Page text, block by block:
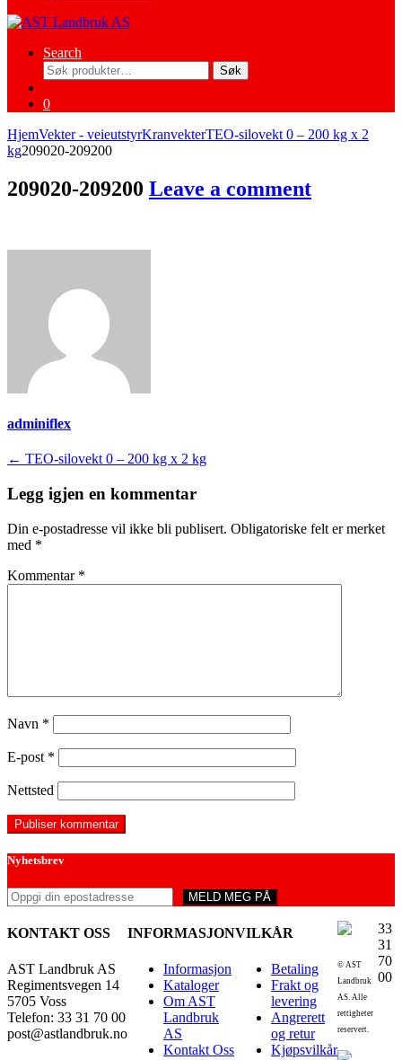
Search
Søk
etter:
Søk
0
HjemVekter - veieutstyrKranvekterTEO-silovekt 0 – 200 kg x 2
kg209020-209200
209020-209200 Leave a comment
adminiflex
Innleggsnavigasjon
← TEO-silovekt 0 – 200 kg x 2 kg
Legg igjen en kommentar
Din e-postadresse vil ikke bli publisert. Obligatoriske felt er merket
med *
Kommentar *
Navn *
E-post *
Nettsted
Nyhetsbrev
KONTAKT OSS
AST Landbruk AS
Regimentsvegen 14
5705 Voss
Telefon: 33 31 70 00
post@astlandbruk.no
INFORMASJON
Informasjon
Kataloger
Om AST
Landbruk
AS
Kontakt Oss
VILKÅR
Betaling
Frakt og
levering
Angrerett
og retur
Kjøpsvilkår
© AST
Landbruk
AS. Alle
rettigheter
reservert.
33
31
70
00